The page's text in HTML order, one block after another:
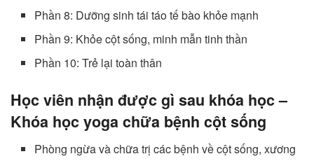
Phần 8: Dưỡng sinh tái táo tế bào khỏe mạnh
Phần 9: Khỏe cột sống, minh mẫn tinh thần
Phần 10: Trẻ lại toàn thân
Học viên nhận được gì sau khóa học –
Khóa học yoga chữa bệnh cột sống
Phòng ngừa và chữa trị các bệnh về cột sống, xương